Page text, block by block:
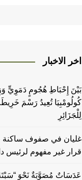
اخر الاخبار
بَيْنَ إِحْبَاطِ هُجُومٍ دَمَوِيٍّ
كُولُومْبِيَا تُعِيدُ رَسْمَ
لِلْجَزَائِرِ
غليان في صفوف ساكنة
قرار غير مفهوم لرئيس
عَدَسَاتٌ مُصَوَّبَةٌ نَحْوَ